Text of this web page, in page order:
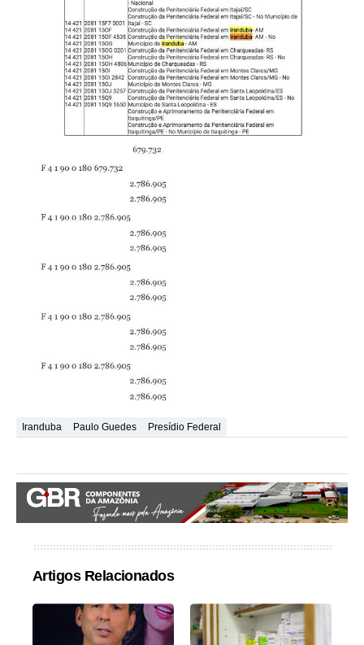
Iranduba Paulo Guedes Presídio Federal
Artigos Relacionados